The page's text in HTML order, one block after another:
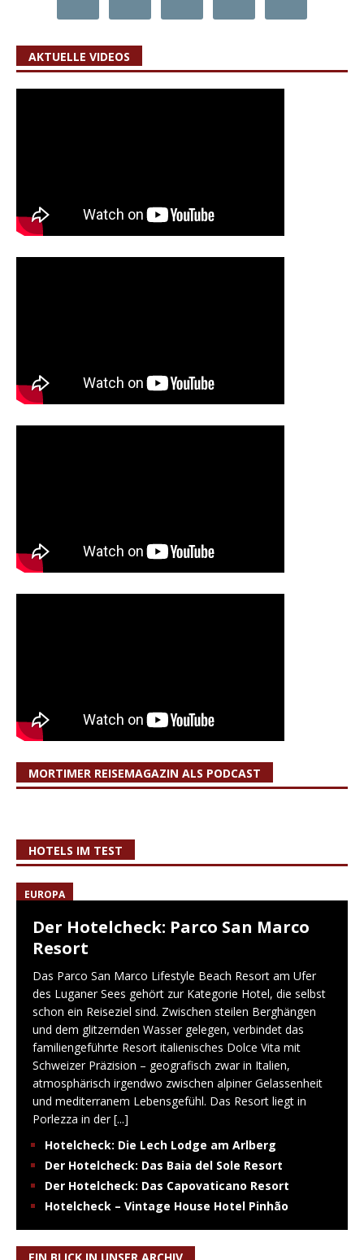
AKTUELLE VIDEOS
MORTIMER REISEMAGAZIN ALS PODCAST
HOTELS IM TEST
EUROPA
Der Hotelcheck: Parco San Marco
Resort
Das Parco San Marco Lifestyle Beach Resort am Ufer
des Luganer Sees gehört zur Kategorie Hotel, die selbst
schon ein Reiseziel sind. Zwischen steilen Berghängen
und dem glitzernden Wasser gelegen, verbindet das
familiengeführte Resort italienisches Dolce Vita mit
Schweizer Präzision – geografisch zwar in Italien,
atmosphärisch irgendwo zwischen alpiner Gelassenheit
und mediterranem Lebensgefühl. Das Resort liegt in
Porlezza in der[...]
Hotelcheck: Die Lech Lodge am Arlberg
Der Hotelcheck: Das Baia del Sole Resort
Der Hotelcheck: Das Capovaticano Resort
Hotelcheck – Vintage House Hotel Pinhão